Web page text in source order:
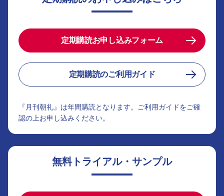
定期購読お申し込みフォーム
定期購読のご利用ガイド
『月刊朝礼』は年間購読となります。ご利用ガイドをご確
認の上お申し込みください。
無料トライアル・サンプル